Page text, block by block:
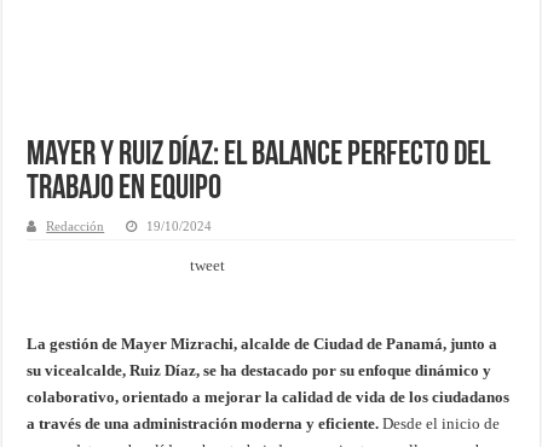
Mayer y Ruiz Díaz: El Balance Perfecto del
Trabajo en Equipo
Redacción 19/10/2024
tweet
La gestión de Mayer Mizrachi, alcalde de Ciudad de Panamá, junto a
su vicealcalde, Ruiz Díaz, se ha destacado por su enfoque dinámico y
colaborativo, orientado a mejorar la calidad de vida de los ciudadanos
a través de una administración moderna y eficiente. Desde el inicio de